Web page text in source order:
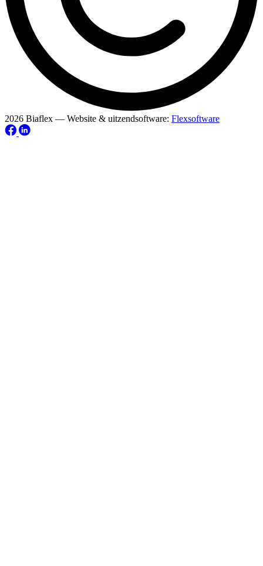
2026 Biaflex — Website & uitzendsoftware: Flexsoftware